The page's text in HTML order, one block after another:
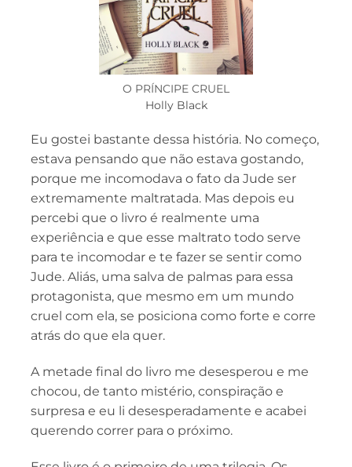
O PRÍNCIPE CRUEL
Holly Black
Eu gostei bastante dessa história. No começo,
estava pensando que não estava gostando,
porque me incomodava o fato da Jude ser
extremamente maltratada. Mas depois eu
percebi que o livro é realmente uma
experiência e que esse maltrato todo serve
para te incomodar e te fazer se sentir como
Jude. Aliás, uma salva de palmas para essa
protagonista, que mesmo em um mundo
cruel com ela, se posiciona como forte e corre
atrás do que ela quer.
A metade final do livro me desesperou e me
chocou, de tanto mistério, conspiração e
surpresa e eu li desesperadamente e acabei
querendo correr para o próximo.